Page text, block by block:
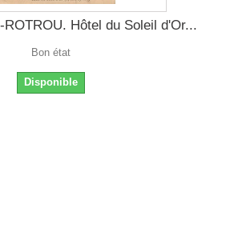
ROTROU. Hôtel du Soleil d'Or...
Bon état
Disponible